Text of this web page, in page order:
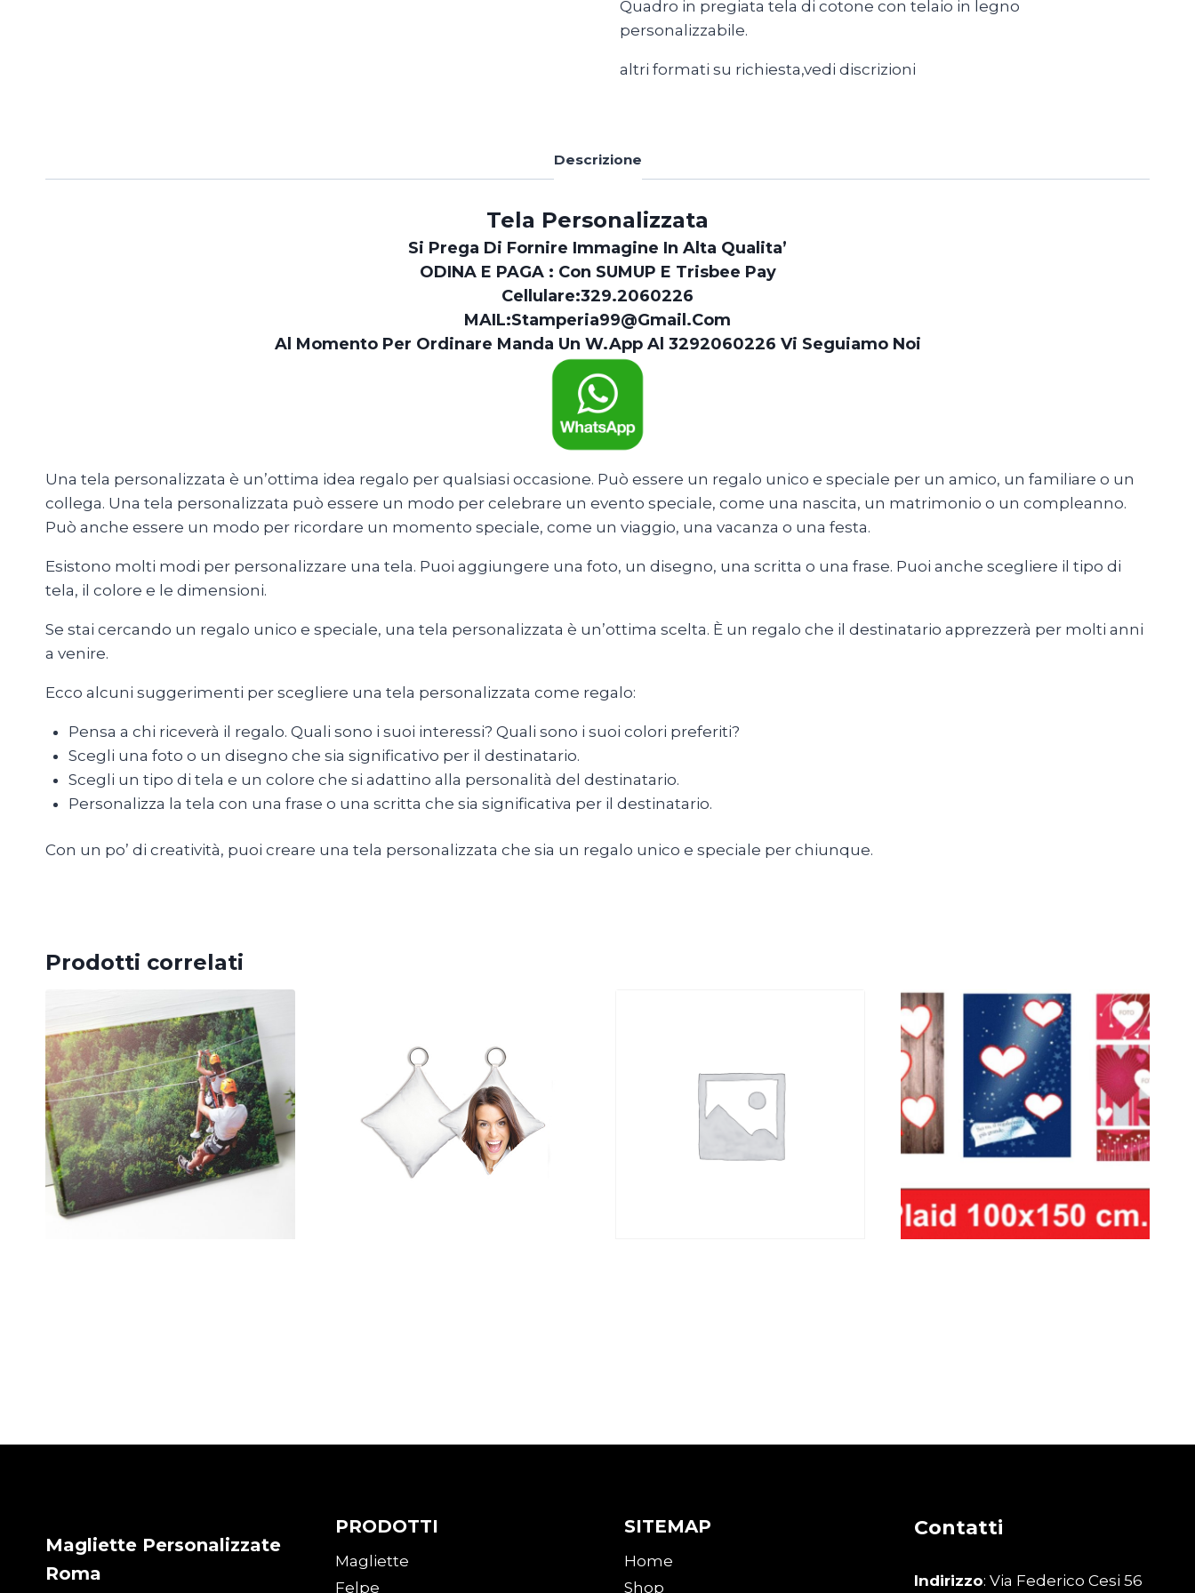
Quadro in pregiata tela di cotone con telaio in legno
personalizzabile.
altri formati su richiesta,vedi discrizioni
Descrizione
Tela Personalizzata
Si Prega Di Fornire Immagine In Alta Qualita’
ODINA E PAGA : Con SUMUP E Trisbee Pay
Cellulare:329.2060226
MAIL:Stamperia99@gmail.com
Al Momento Per Ordinare Manda Un W.app Al 3292060226 Vi Seguiamo Noi
Una tela personalizzata è un’ottima idea regalo per qualsiasi occasione. Può essere un regalo unico e speciale per un amico, un familiare o un
collega. Una tela personalizzata può essere un modo per celebrare un evento speciale, come una nascita, un matrimonio o un compleanno.
Può anche essere un modo per ricordare un momento speciale, come un viaggio, una vacanza o una festa.
Esistono molti modi per personalizzare una tela. Puoi aggiungere una foto, un disegno, una scritta o una frase. Puoi anche scegliere il tipo di
tela, il colore e le dimensioni.
Se stai cercando un regalo unico e speciale, una tela personalizzata è un’ottima scelta. È un regalo che il destinatario apprezzerà per molti anni
a venire.
Ecco alcuni suggerimenti per scegliere una tela personalizzata come regalo:
Pensa a chi riceverà il regalo. Quali sono i suoi interessi? Quali sono i suoi colori preferiti?
Scegli una foto o un disegno che sia significativo per il destinatario.
Scegli un tipo di tela e un colore che si adattino alla personalità del destinatario.
Personalizza la tela con una frase o una scritta che sia significativa per il destinatario.
Con un po’ di creatività, puoi creare una tela personalizzata che sia un regalo unico e speciale per chiunque.
Prodotti correlati
Magliette Personalizzate
Roma
PRODOTTI
Magliette
Felpe
SITEMAP
Home
Shop
Contatti
Indirizzo: Via Federico Cesi 56